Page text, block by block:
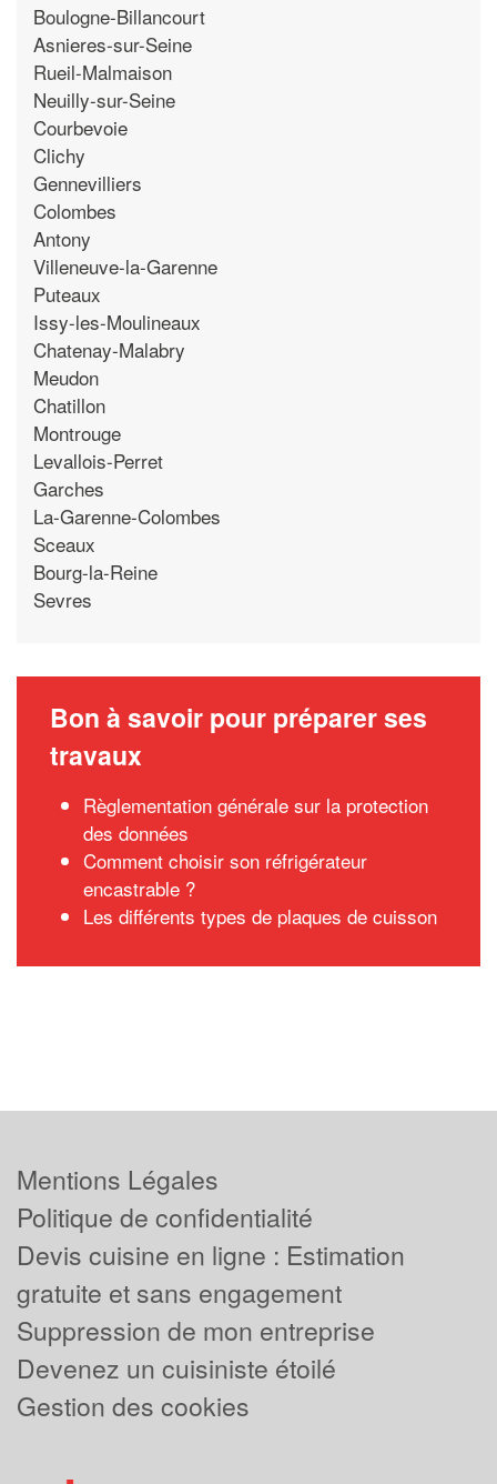
Boulogne-Billancourt
Asnieres-sur-Seine
Rueil-Malmaison
Neuilly-sur-Seine
Courbevoie
Clichy
Gennevilliers
Colombes
Antony
Villeneuve-la-Garenne
Puteaux
Issy-les-Moulineaux
Chatenay-Malabry
Meudon
Chatillon
Montrouge
Levallois-Perret
Garches
La-Garenne-Colombes
Sceaux
Bourg-la-Reine
Sevres
Bon à savoir pour préparer ses
travaux
Règlementation générale sur la protection
des données
Comment choisir son réfrigérateur
encastrable ?
Les différents types de plaques de cuisson
Mentions Légales
Politique de confidentialité
Devis cuisine en ligne : Estimation
gratuite et sans engagement
Suppression de mon entreprise
Devenez un cuisiniste étoilé
Gestion des cookies